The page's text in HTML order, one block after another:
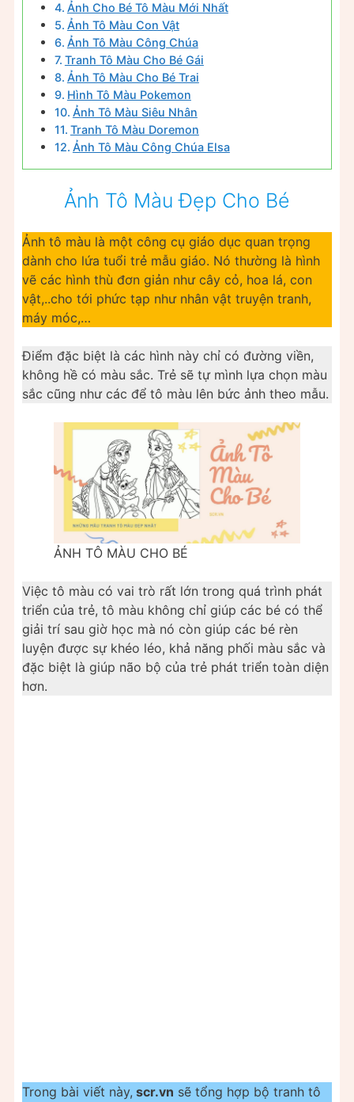
Ảnh Cho Bé Tô Màu Mới Nhất
Ảnh Tô Màu Con Vật
Ảnh Tô Màu Công Chúa
Tranh Tô Màu Cho Bé Gái
Ảnh Tô Màu Cho Bé Trai
Hình Tô Màu Pokemon
Ảnh Tô Màu Siêu Nhân
Tranh Tô Màu Doremon
Ảnh Tô Màu Công Chúa Elsa
Ảnh Tô Màu Đẹp Cho Bé
Ảnh tô màu là một công cụ giáo dục quan trọng
dành cho lứa tuổi trẻ mẫu giáo. Nó thường là hình
vẽ các hình thù đơn giản như cây cỏ, hoa lá, con
vật,..cho tới phức tạp như nhân vật truyện tranh,
máy móc,…
Điểm đặc biệt là các hình này chỉ có đường viền,
không hề có màu sắc. Trẻ sẽ tự mình lựa chọn màu
sắc cũng như các để tô màu lên bức ảnh theo mẫu.
ẢNH TÔ MÀU CHO BÉ
Việc tô màu có vai trò rất lớn trong quá trình phát
triển của trẻ, tô màu không chỉ giúp các bé có thể
giải trí sau giờ học mà nó còn giúp các bé rèn
luyện được sự khéo léo, khả năng phối màu sắc và
đặc biệt là giúp não bộ của trẻ phát triển toàn diện
hơn.
Trong bài viết này, scr.vn sẽ tổng hợp bộ tranh tô